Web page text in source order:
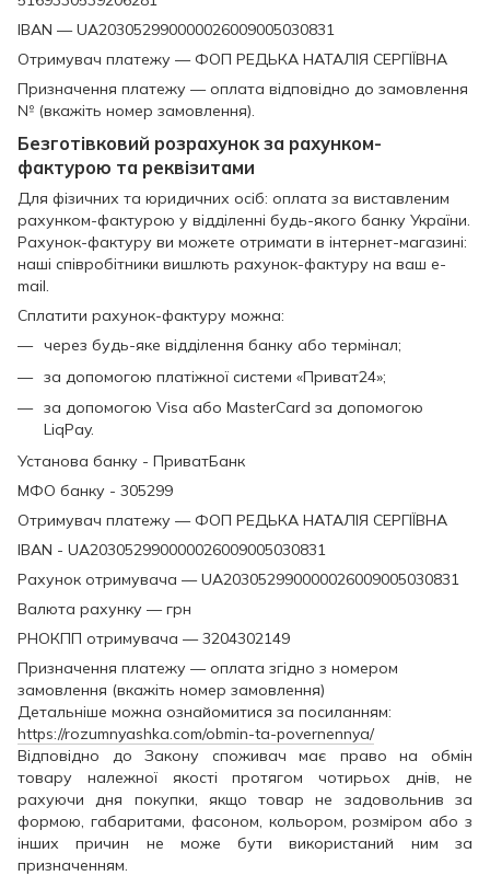
IBAN — UA203052990000026009005030831
Отримувач платежу — ФОП РЕДЬКА НАТАЛІЯ СЕРГІЇВНА
Призначення платежу — оплата відповідно до замовлення
№ (вкажіть номер замовлення).
Безготівковий розрахунок за рахунком-
фактурою та реквізитами
Для фізичних та юридичних осіб: оплата за виставленим
рахунком-фактурою у відділенні будь-якого банку України.
Рахунок-фактуру ви можете отримати в інтернет-магазині:
наші співробітники вишлють рахунок-фактуру на ваш e-
mail.
Сплатити рахунок-фактуру можна:
через будь-яке відділення банку або термінал;
за допомогою платіжної системи «Приват24»;
за допомогою Visa або MasterCard за допомогою
LiqPay.
Установа банку - ПриватБанк
МФО банку - 305299
Отримувач платежу — ФОП РЕДЬКА НАТАЛІЯ СЕРГІЇВНА
IBAN - UA203052990000026009005030831
Рахунок отримувача — UA203052990000026009005030831
Валюта рахунку — грн
РНОКПП отримувача — 3204302149
Призначення платежу — оплата згідно з номером
замовлення (вкажіть номер замовлення)
Детальніше можна ознайомитися за посиланням:
https://rozumnyashka.com/obmin-ta-povernennya/
Відповідно до Закону споживач має право на обмін
товару належної якості протягом чотирьох днів, не
рахуючи дня покупки, якщо товар не задовольнив за
формою, габаритами, фасоном, кольором, розміром або з
інших причин не може бути використаний ним за
призначенням.